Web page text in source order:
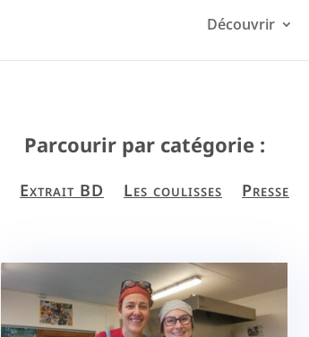
Découvrir
Parcourir par catégorie :
Extrait BD Les coulisses Presse